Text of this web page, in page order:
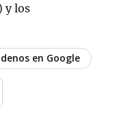
y los
en Google